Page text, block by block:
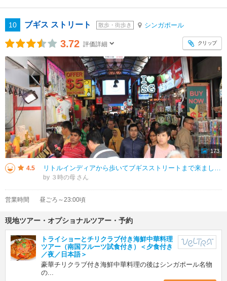
10 ブギス ストリート 散歩・街歩き シンガポール
3.72 評価詳細 クリップ
173
4.5 リトルインディアから歩いてブギスストリートまで来ました ここまで来ると異文化だったインディア地域からシンガポールらしく都会になってきます アーケード周辺が人が多かったですが入り口あたりでソフトクリームが１ドルで安く
by ３時の母
営業時間 昼ごろ～23:00頃
現地ツアー・オプショナルツアー・予約
トライショーとチリクラブ付き海鮮中華料理
ツアー（南国フルーツ試食付き）＜夕食付き
／夜／日本語＞
豪華チリクラブ付き海鮮中華料理の後はシンガポール名物
の...